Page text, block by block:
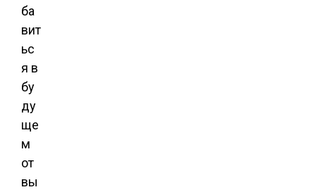
ба
вит
ьс
я в
бу
ду
ще
м
от
вы